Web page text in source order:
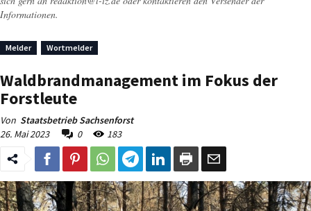
Informationen.
Melder Wortmelder
Waldbrandmanagement im Fokus der
Forstleute
Von Staatsbetrieb Sachsenforst
26. Mai 2023
0 183